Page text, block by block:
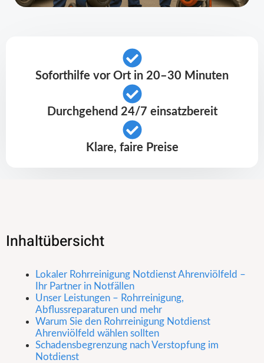
Soforthilfe vor Ort in 20–30 Minuten
Durchgehend 24/7 einsatzbereit
Klare, faire Preise
Inhaltübersicht
Lokaler Rohrreinigung Notdienst Ahrenviölfeld –
Ihr Partner in Notfällen
Unser Leistungen – Rohrreinigung,
Abflussreparaturen und mehr
Warum Sie den Rohrreinigung Notdienst
Ahrenviölfeld wählen sollten
Schadensbegrenzung nach Verstopfung im
Notdienst